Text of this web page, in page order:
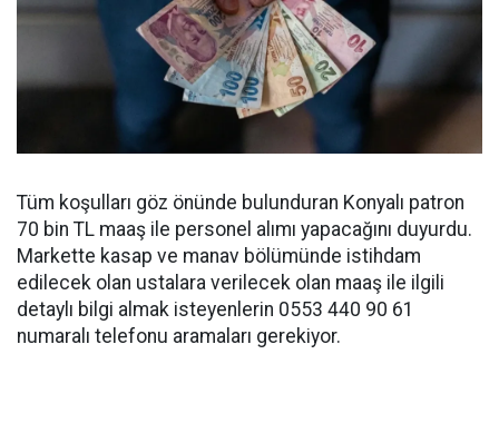
Tüm koşulları göz önünde bulunduran Konyalı patron
70 bin TL maaş ile personel alımı yapacağını duyurdu.
Markette kasap ve manav bölümünde istihdam
edilecek olan ustalara verilecek olan maaş ile ilgili
detaylı bilgi almak isteyenlerin 0553 440 90 61
numaralı telefonu aramaları gerekiyor.